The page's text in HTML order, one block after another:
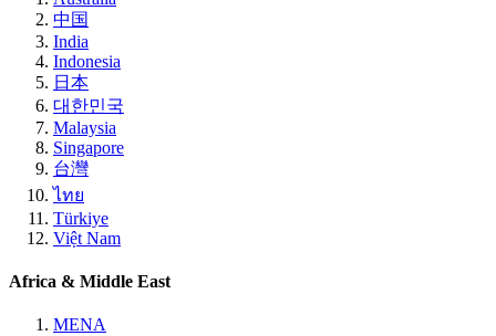
中国
India
Indonesia
日本
대한민국
Malaysia
Singapore
台灣
ไทย
Türkiye
Việt Nam
Africa & Middle East
MENA